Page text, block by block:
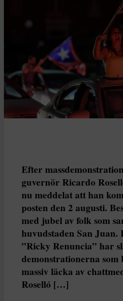
Efter
guvernör Ricardo
nu meddelat att han
posten den 2 augusti.
med jubel av folk som
huvudstaden San
”Ricky Renuncia” har
demonstrationerna
massiv läcka av
Roselló […]